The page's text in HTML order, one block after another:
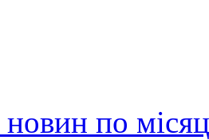
новин по